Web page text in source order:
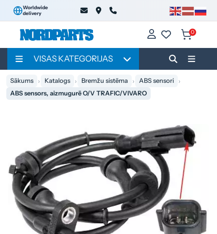
Worldwide
delivery
0
VISAS KATEGORIJAS
Sākums Katalogs Bremžu sistēma
ABS sensori
ABS sensors, aizmugurē O/V TRAFIC/VIVARO